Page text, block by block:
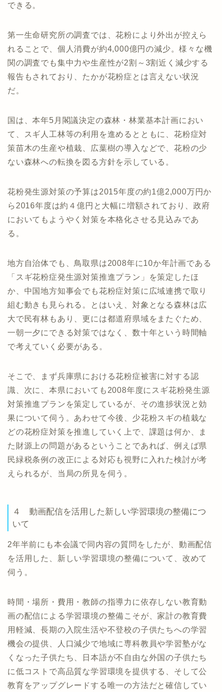
できる。
第一生命研究所の調査では、花粉により外出が控えら
れることで、個人消費が約4,000億円の減少。様々な機
関の調査でも集中力や生産性が2割～3割近く減少する
報告もされており、たかが花粉症とは言えない状況
だ。
国は、本年5月閣議決定の森林・林業基本計画におい
て、スギ人工林等の利用を進めるとともに、花粉症対
策苗木の生産や植栽、広葉樹の導入などで、花粉の少
ない森林への転換を図る方針を示している。
花粉発生源対策の予算は2015年度の約1億2,000万円か
ら2016年度は約４億円と大幅に増額されており、政府
においてもようやく対策を本格化させる見込みであ
る。
地方自治体でも、鳥取県は2008年に10か年計画である
「スギ花粉症発生源対策推進プラン」を策定したほ
か、中国地方知事会でも花粉症対策に広域連携で取り
組む動きも見られる。とはいえ、対象となる森林は広
大で民有林もあり、更には都道府県域をまたぐため、
一朝一夕にできる対策ではなく、数十年という時間軸
で考えていく必要がある。
そこで、まず兵庫県における花粉症被害に対する認
識、次に、本県においても2008年度にスギ花粉発生源
対策推進プランを策定しているが、その進捗状況と効
果について伺う。あわせて今後、少花粉スギの植栽な
どの花粉症対策を推進していく上で、課題は何か、ま
た財源上の問題があるということであれば、例えば県
民緑税条例の改正による対応も視野に入れた検討が考
えられるが、当局の所見を伺う。
４ 動画配信を活用した新しい学習環境の整備につ
いて
2年半前にも本会議で同内容の質問をしたが、動画配信
を活用した、新しい学習環境の整備について、改めて
伺う。
時間・場所・費用・教師の指導力に依存しない教育動
画の配信による学習環境の整備こそが、家計の教育費
用軽減、長期の入院生活や不登校の子供たちへの学習
機会の提供、人口減少で地域に専科教員や学習塾がな
くなった子供たち、日本語が不自由な外国の子供たち
に低コストで高品質な学習環境を提供する、そして公
教育をアップグレードする唯一の方法だと確信してい